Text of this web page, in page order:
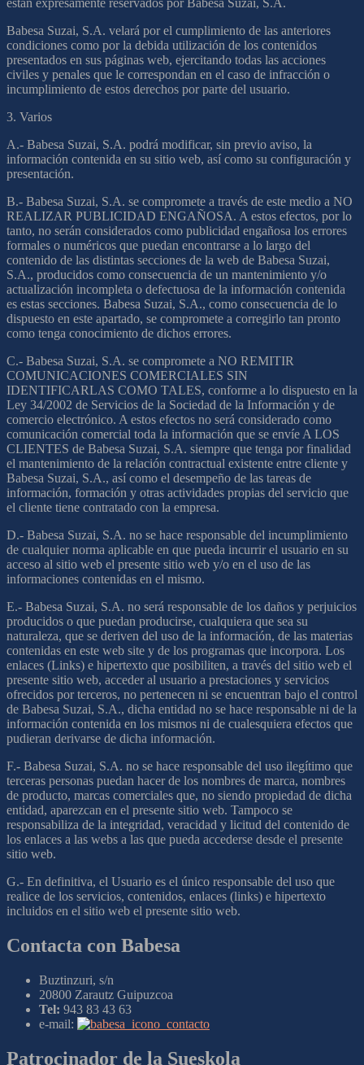
Babesa Suzai, S.A. velará por el cumplimiento de las anteriores
condiciones como por la debida utilización de los contenidos
presentados en sus páginas web, ejercitando todas las acciones
civiles y penales que le correspondan en el caso de infracción o
incumplimiento de estos derechos por parte del usuario.
3. Varios
A.- Babesa Suzai, S.A. podrá modificar, sin previo aviso, la
información contenida en su sitio web, así como su configuración y
presentación.
B.- Babesa Suzai, S.A. se compromete a través de este medio a NO
REALIZAR PUBLICIDAD ENGAÑOSA. A estos efectos, por lo
tanto, no serán considerados como publicidad engañosa los errores
formales o numéricos que puedan encontrarse a lo largo del
contenido de las distintas secciones de la web de Babesa Suzai,
S.A., producidos como consecuencia de un mantenimiento y/o
actualización incompleta o defectuosa de la información contenida
es estas secciones. Babesa Suzai, S.A., como consecuencia de lo
dispuesto en este apartado, se compromete a corregirlo tan pronto
como tenga conocimiento de dichos errores.
C.- Babesa Suzai, S.A. se compromete a NO REMITIR
COMUNICACIONES COMERCIALES SIN
IDENTIFICARLAS COMO TALES, conforme a lo dispuesto en la
Ley 34/2002 de Servicios de la Sociedad de la Información y de
comercio electrónico. A estos efectos no será considerado como
comunicación comercial toda la información que se envíe A LOS
CLIENTES de Babesa Suzai, S.A. siempre que tenga por finalidad
el mantenimiento de la relación contractual existente entre cliente y
Babesa Suzai, S.A., así como el desempeño de las tareas de
información, formación y otras actividades propias del servicio que
el cliente tiene contratado con la empresa.
D.- Babesa Suzai, S.A. no se hace responsable del incumplimiento
de cualquier norma aplicable en que pueda incurrir el usuario en su
acceso al sitio web el presente sitio web y/o en el uso de las
informaciones contenidas en el mismo.
E.- Babesa Suzai, S.A. no será responsable de los daños y perjuicios
producidos o que puedan producirse, cualquiera que sea su
naturaleza, que se deriven del uso de la información, de las materias
contenidas en este web site y de los programas que incorpora. Los
enlaces (Links) e hipertexto que posibiliten, a través del sitio web el
presente sitio web, acceder al usuario a prestaciones y servicios
ofrecidos por terceros, no pertenecen ni se encuentran bajo el control
de Babesa Suzai, S.A., dicha entidad no se hace responsable ni de la
información contenida en los mismos ni de cualesquiera efectos que
pudieran derivarse de dicha información.
F.- Babesa Suzai, S.A. no se hace responsable del uso ilegítimo que
terceras personas puedan hacer de los nombres de marca, nombres
de producto, marcas comerciales que, no siendo propiedad de dicha
entidad, aparezcan en el presente sitio web. Tampoco se
responsabiliza de la integridad, veracidad y licitud del contenido de
los enlaces a las webs a las que pueda accederse desde el presente
sitio web.
G.- En definitiva, el Usuario es el único responsable del uso que
realice de los servicios, contenidos, enlaces (links) e hipertexto
incluidos en el sitio web el presente sitio web.
Contacta con Babesa
Buztinzuri, s/n
20800 Zarautz Guipuzcoa
Tel: 943 83 43 63
e-mail:
Patrocinador de la Sueskola